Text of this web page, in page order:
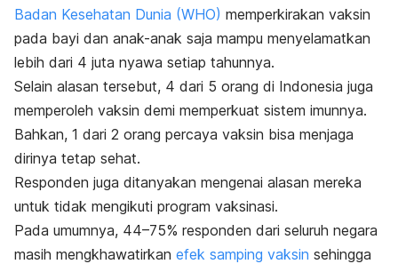
Badan Kesehatan Dunia (WHO) memperkirakan vaksin
pada bayi dan anak-anak saja mampu menyelamatkan
lebih dari 4 juta nyawa setiap tahunnya.
Selain alasan tersebut, 4 dari 5 orang di Indonesia juga
memperoleh vaksin demi memperkuat sistem imunnya.
Bahkan, 1 dari 2 orang percaya vaksin bisa menjaga
dirinya tetap sehat.
Responden juga ditanyakan mengenai alasan mereka
untuk tidak mengikuti program vaksinasi.
Pada umumnya, 44–75% responden dari seluruh negara
masih mengkhawatirkan efek samping vaksin sehingga